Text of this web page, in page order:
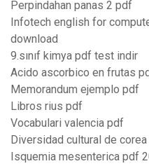
Perpindahan panas 2 pdf
Infotech english for
download
9.sınıf kimya pdf test indir
Acido ascorbico en frutas
Memorandum ejemplo pdf
Libros rius pdf
Vocabulari valencia pdf
Diversidad cultural de
Isquemia mesenterica pdf